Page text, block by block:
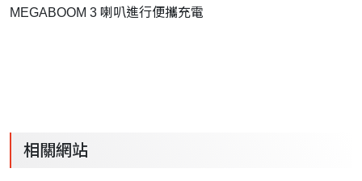
MEGABOOM 3 喇叭進行便攜充電
相關網站